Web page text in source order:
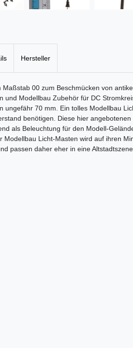
Hersteller
00 zum Beschmücken von
und Modellbau Zubehör für DC
ungefähr 70 mm. Ein tolles Modellbau
benötigen. Diese hier
als Beleuchtung für den Modell-
Modellbau Licht-Masten wird auf ihren
passen daher eher in eine